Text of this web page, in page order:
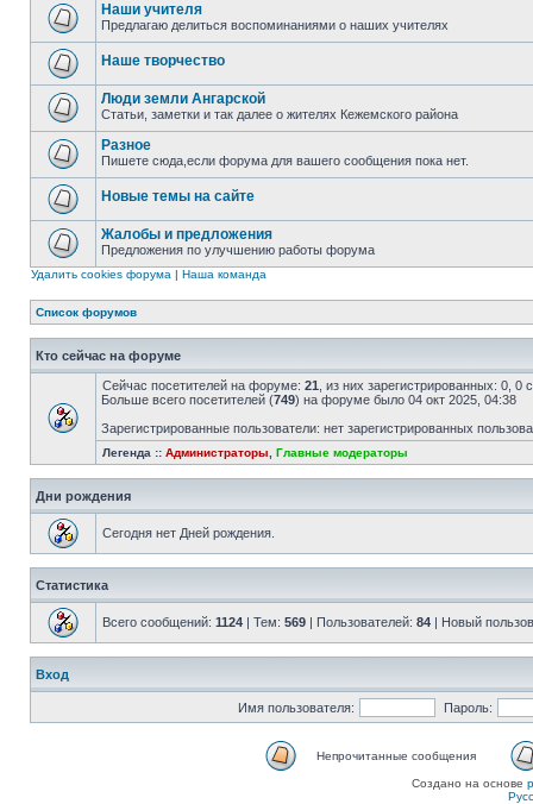
Наши учителя
Предлагаю делиться воспоминаниями о наших учителях
Наше творчество
Люди земли Ангарской
Статьи, заметки и так далее о жителях Кежемского района
Разное
Пишете сюда,если форума для вашего сообщения пока нет.
Новые темы на сайте
Жалобы и предложения
Предложения по улучшению работы форума
Удалить cookies форума | Наша команда
Список форумов
Кто сейчас на форуме
Сейчас посетителей на форуме: 21 , из них зарегистрированных: 0,
Больше всего посетителей (749) на форуме было 04 окт 2025, 04:38
Зарегистрированные пользователи: нет зарегистрированных
Легенда :: Администраторы Главные модераторы
Дни рождения
Сегодня нет Дней рождения.
Статистика
Всего сообщений: 1124 | Тем: 569 | Пользователей: 84 | Новый
Вход
Имя пользователя: Пароль:
Непрочитанные сообщения
Создано на основе